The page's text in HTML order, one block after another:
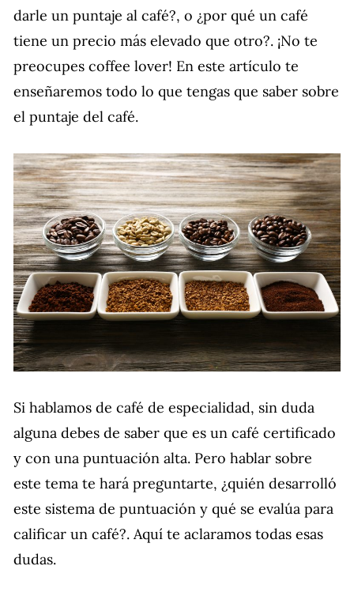
darle un puntaje al café?, o ¿por qué un café
tiene un precio más elevado que otro?. ¡No te
preocupes coffee lover! En este artículo te
enseñaremos todo lo que tengas que saber sobre
el puntaje del café.
Si hablamos de café de especialidad, sin duda
alguna debes de saber que es un café certificado
y con una puntuación alta. Pero hablar sobre
este tema te hará preguntarte, ¿quién desarrolló
este sistema de puntuación y qué se evalúa para
calificar un café?. Aquí te aclaramos todas esas
dudas.